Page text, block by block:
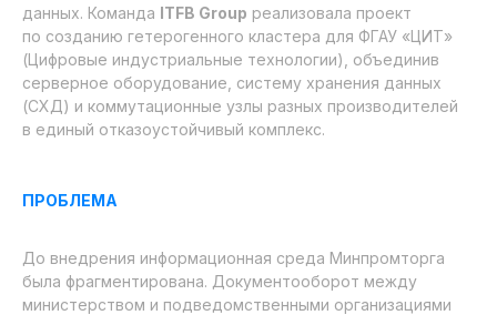
данных. Команда ITFB Group реализовала проект
по созданию гетерогенного кластера для ФГАУ «ЦИТ»
(Цифровые индустриальные технологии), объединив
серверное оборудование, систему хранения данных
(СХД) и коммутационные узлы разных производителей
в единый отказоустойчивый комплекс.
ПРОБЛЕМА
До внедрения информационная среда Минпромторга
была фрагментирована. Документооборот между
министерством и подведомственными организациями